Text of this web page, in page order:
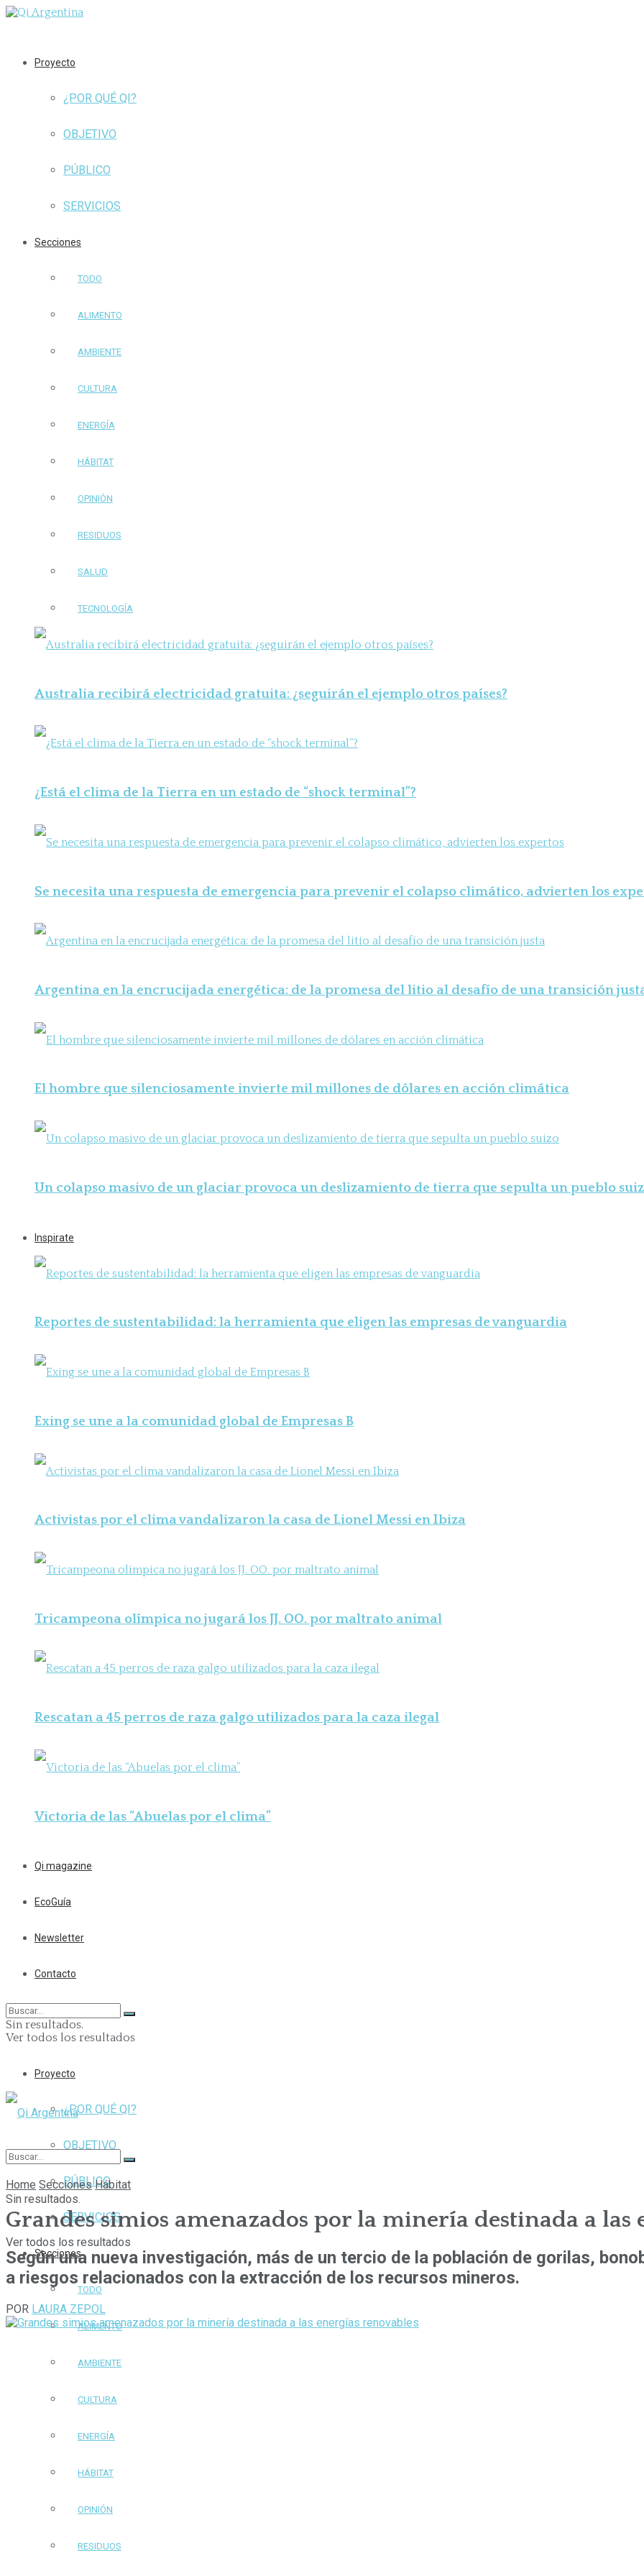
Proyecto
¿POR QUÉ QI?
OBJETIVO
PÚBLICO
SERVICIOS
Secciones
TODO
ALIMENTO
AMBIENTE
CULTURA
ENERGÍA
HÁBITAT
OPINIÓN
RESIDUOS
SALUD
TECNOLOGÍA
Australia recibirá electricidad gratuita: ¿seguirán el ejemplo otros países?
¿Está el clima de la Tierra en un estado de “shock terminal”?
Se necesita una respuesta de emergencia para prevenir el colapso climático, advierten los
Argentina en la encrucijada energética: de la promesa del litio al desafío de una transición
El hombre que silenciosamente invierte mil millones de dólares en acción climática
Un colapso masivo de un glaciar provoca un deslizamiento de tierra que sepulta un pueblo
Inspirate
Reportes de sustentabilidad: la herramienta que eligen las empresas de vanguardia
Exing se une a la comunidad global de Empresas B
Activistas por el clima vandalizaron la casa de Lionel Messi en Ibiza
Tricampeona olímpica no jugará los JJ. OO. por maltrato animal
Rescatan a 45 perros de raza galgo utilizados para la caza ilegal
Victoria de las “Abuelas por el clima”
Qi magazine
EcoGuía
Newsletter
Contacto
Sin resultados.
Ver todos los resultados
Proyecto
¿POR QUÉ QI?
OBJETIVO
PÚBLICO
SERVICIOS
Secciones
TODO
ALIMENTO
AMBIENTE
CULTURA
ENERGÍA
HÁBITAT
OPINIÓN
RESIDUOS
Sin resultados.
Ver todos los resultados
Home Secciones Hábitat
Grandes simios amenazados por la minería destinada a las
Según una nueva investigación, más de un tercio de la población de gorilas,
a riesgos relacionados con la extracción de los recursos mineros.
POR LAURA ZEPOL